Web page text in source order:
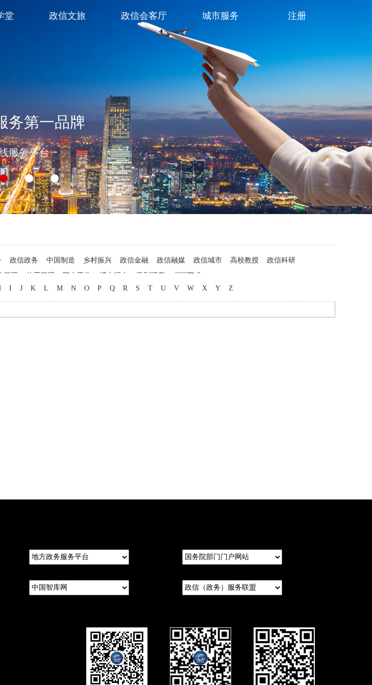
务第一品牌
服务平台
堂 政信文旅 政信会客厅 城市服务 注册
政信政务 中国制造 乡村振兴 政信金融 政信融媒 政信城市 高校教授
政信科研
管理 信用管理 院士工作 博士硕士 马列研究
书画艺术
I J K L M N O P Q R S T U V W X Y Z